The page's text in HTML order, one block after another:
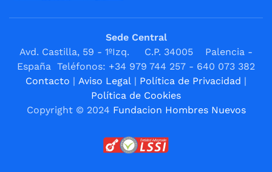
Sede Central
Avd. Castilla, 59 - 1ºIzq. C.P. 34005 Palencia -
España Teléfonos: +34 979 744 257 - 640 073 382
Contacto | Aviso Legal | Política de Privacidad |
Política de Cookies
Copyright © 2024 Fundacion Hombres Nuevos